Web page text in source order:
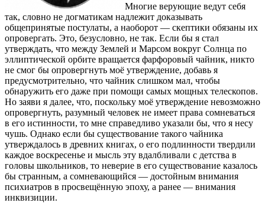
Многие верующие ведут себя
так, словно не догматикам надлежит доказывать
общепринятые постулаты, а наоборот — скептики обязаны их
опровергать. Это, безусловно, не так. Если бы я стал
утверждать, что между Землей и Марсом вокруг Солнца по
эллиптической орбите вращается фарфоровый чайник, никто
не смог бы опровергнуть моё утверждение, добавь я
предусмотрительно, что чайник слишком мал, чтобы
обнаружить его даже при помощи самых мощных телескопов.
Но заяви я далее, что, поскольку моё утверждение невозможно
опровергнуть, разумный человек не имеет права сомневаться
в его истинности, то мне справедливо указали бы, что я несу
чушь. Однако если бы существование такого чайника
утверждалось в древних книгах, о его подлинности твердили
каждое воскресенье и мысль эту вдалбливали с детства в
головы школьников, то неверие в его существование казалось
бы странным, а сомневающийся — достойным внимания
психиатров в просвещённую эпоху, а ранее — внимания
инквизиции.